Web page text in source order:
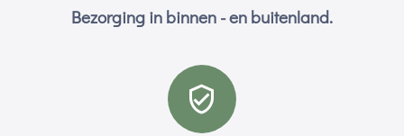
Bezorging in binnen - en buitenland.